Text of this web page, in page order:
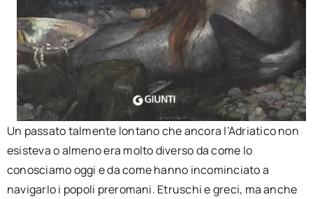
Un passato talmente lontano che ancora l’Adriatico non
esisteva o almeno era molto diverso da come lo
conosciamo oggi e da come hanno incominciato a
navigarlo i popoli preromani. Etruschi e greci, ma anche